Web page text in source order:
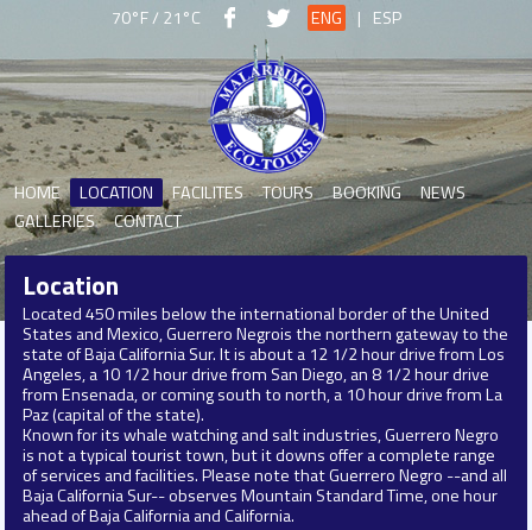
70°F / 21°C ENG | ESP
HOME LOCATION FACILITES TOURS BOOKING
NEWS
GALLERIES
CONTACT
Location
Located 450 miles below the international border of the United
States and Mexico, Guerrero Negrois the northern gateway to the
state of Baja California Sur. It is about a 12 1/2 hour drive from Los
Angeles, a 10 1/2 hour drive from San Diego, an 8 1/2 hour drive
from Ensenada, or coming south to north, a 10 hour drive from La
Paz (capital of the state).
Known for its whale watching and salt industries, Guerrero Negro
is not a typical tourist town, but it downs offer a complete range
of services and facilities. Please note that Guerrero Negro --and all
Baja California Sur-- observes Mountain Standard Time, one hour
ahead of Baja California and California.